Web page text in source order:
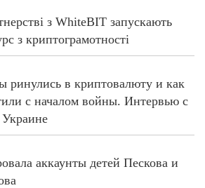
з WhiteBIT запускають
з криптограмотності
ринулись в криптовалюту и как
с началом войны. Интервью с
Украине
аккаунты детей Пескова и